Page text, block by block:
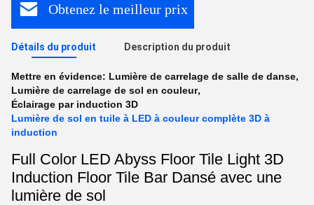
Obtenez le meilleur prix
Détails du produit Description du produit
Mettre en évidence: Lumière de carrelage de salle de danse,
Lumière de carrelage de sol en couleur,
Éclairage par induction 3D
Lumière de sol en tuile à LED à couleur complète 3D à
induction
Full Color LED Abyss Floor Tile Light 3D
Induction Floor Tile Bar Dansé avec une
lumière de sol